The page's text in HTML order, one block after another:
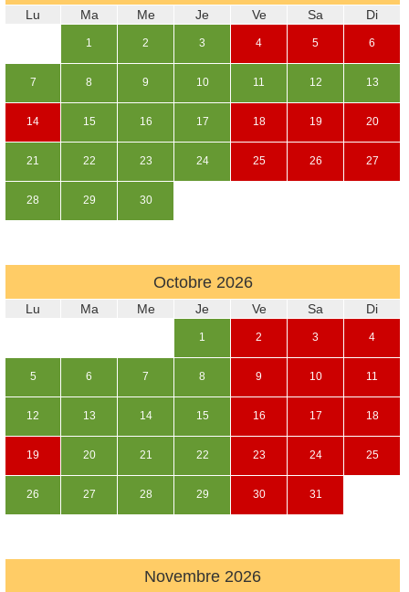
Lu Ma Me Je Ve Sa Di
1 2 3 4 5 6
7 8 9 10 11 12 13
14 15 16 17 18 19 20
21 22 23 24 25 26 27
28 29 30
Octobre 2026
Lu Ma Me Je Ve Sa Di
1 2 3 4
5 6 7 8 9 10 11
12 13 14 15 16 17 18
19 20 21 22 23 24 25
26 27 28 29 30 31
Novembre 2026